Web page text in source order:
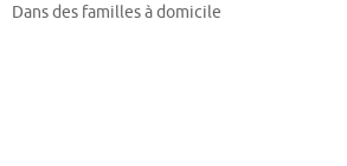
Dans des familles à domicile